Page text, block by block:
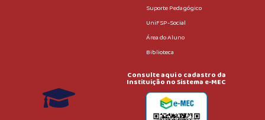
Suporte Pedagógico
UniFSP-Social
Área do Aluno
Biblioteca
Consulte aqui o cadastro da
Instituição no Sistema e-MEC